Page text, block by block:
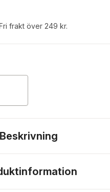
frakt över 249 kr.
Beskrivning